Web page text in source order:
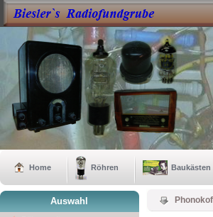
Home Röhren Baukästen
Auswahl